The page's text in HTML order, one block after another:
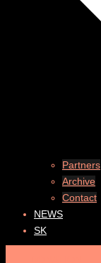
Partners
Archive
Contact
NEWS
SK